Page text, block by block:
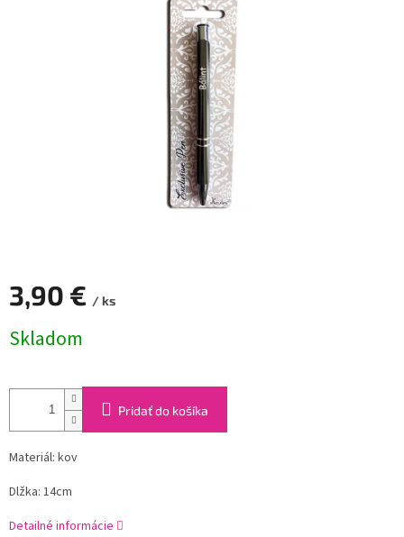
3,90 € / ks
cena:
Skladom
Pridať do košíka
Materiál: kov
Dlžka: 14cm
Detailné informácie